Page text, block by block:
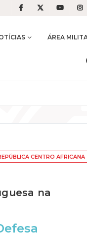
ÁREA
CENTRO AFRICANA
na